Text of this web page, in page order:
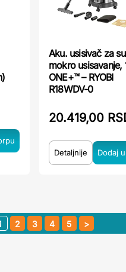
Aku. usisivač za
mokro usisavanje,
ONE+™ – RYOBI
R18WDV-0
20.419,00
Detaljnije
2 3 4 5